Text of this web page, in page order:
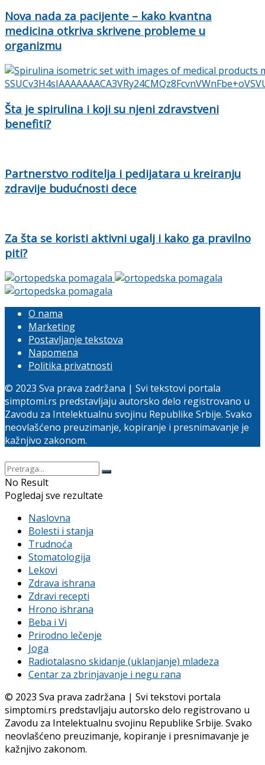
Nova nada za pacijente – kako kvantna
medicina otkriva skrivene probleme u
organizmu
Šta je spirulina i koji su njeni zdravstveni
benefiti?
Partnerstvo roditelja i pedijatara u kreiranju
zdravije budućnosti dece
Za šta se koristi aktivni ugalj i kako ga pravilno
piti?
O nama
Marketing
Postavljanje tekstova
Napomena
Politika privatnosti
© 2023 Sva prava zadržana | Svi tekstovi portala
simptomi.rs predstavljaju autorsko delo registrovano u
Zavodu za Intelektualnu svojinu Republike Srbije. Svako
neovlašćeno preuzimanje, kopiranje i presnimavanje je
kažnjivo zakonom.
No Result
Pogledaj sve rezultate
Naslovna
Bolesti i stanja
Trudnoća
Stomatologija
Lekovi
Zdrava ishrana
Zdravi recepti
Hrono ishrana
Beba i Vi
Prirodno lečenje
Joga
Radiotalasno skidanje (uklanjanje) mladeza
Centar za zbrinjavanje i negu rana
© 2023 Sva prava zadržana | Svi tekstovi portala
simptomi.rs predstavljaju autorsko delo registrovano u
Zavodu za Intelektualnu svojinu Republike Srbije. Svako
neovlašćeno preuzimanje, kopiranje i presnimavanje je
kažnjivo zakonom.